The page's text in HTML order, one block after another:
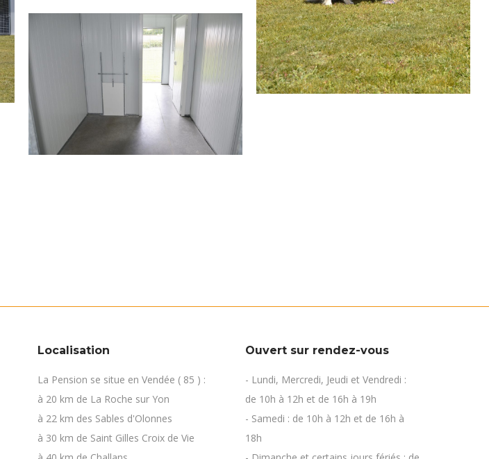
Localisation
La Pension se situe en Vendée ( 85 ) :
à 20 km de La Roche sur Yon
à 22 km des Sables d'Olonnes
à 30 km de Saint Gilles Croix de Vie
Ouvert sur rendez-vous
- Lundi, Mercredi, Jeudi et Vendredi :
de 10h à 12h et de 16h à 19h
- Samedi : de 10h à 12h et de 16h à
18h